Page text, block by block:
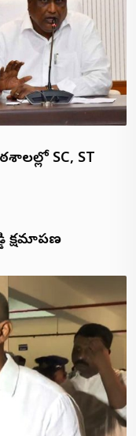
SC, ST
క్షమాపణ